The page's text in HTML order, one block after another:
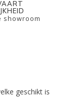
showroom
geschikt is